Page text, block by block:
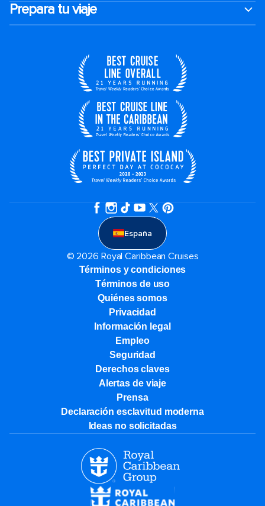
Prepara tu viaje
España
© 2026 Royal Caribbean Cruises
Términos y condiciones
Términos de uso
Quiénes somos
Privacidad
Información legal
Empleo
Seguridad
Derechos claves
Alertas de viaje
Prensa
Declaración esclavitud moderna
Ideas no solicitadas